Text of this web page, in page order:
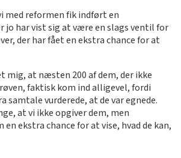
med reformen fik indført en
jo har vist sig at være en slags ventil for
der har fået en ekstra chance for at
mig, at næsten 200 af dem, der ikke
faktisk kom ind alligevel, fordi
samtale vurderede, at de var egnede.
at vi ikke opgiver dem, men
ekstra chance for at vise, hvad de kan,